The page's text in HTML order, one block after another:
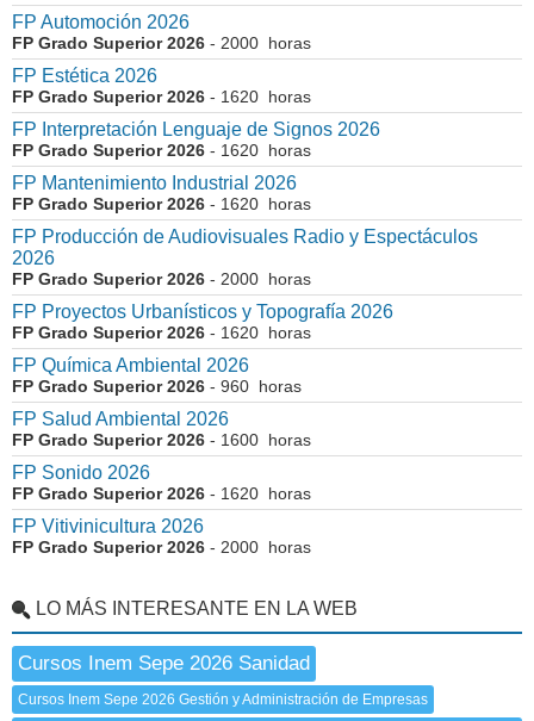
FP Automoción 2026
FP Grado Superior 2026 - 2000 horas
FP Estética 2026
FP Grado Superior 2026 - 1620 horas
FP Interpretación Lenguaje de Signos 2026
FP Grado Superior 2026 - 1620 horas
FP Mantenimiento Industrial 2026
FP Grado Superior 2026 - 1620 horas
FP Producción de Audiovisuales Radio y Espectáculos
2026
FP Grado Superior 2026 - 2000 horas
FP Proyectos Urbanísticos y Topografía 2026
FP Grado Superior 2026 - 1620 horas
FP Química Ambiental 2026
FP Grado Superior 2026 - 960 horas
FP Salud Ambiental 2026
FP Grado Superior 2026 - 1600 horas
FP Sonido 2026
FP Grado Superior 2026 - 1620 horas
FP Vitivinicultura 2026
FP Grado Superior 2026 - 2000 horas
LO MÁS INTERESANTE EN LA WEB
Cursos Inem Sepe 2026 Sanidad
Cursos Inem Sepe 2026 Gestión y Administración de Empresas